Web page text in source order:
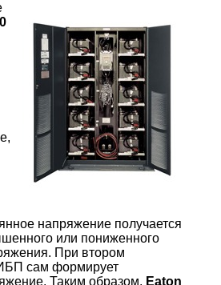
напряжение получается
или пониженного
При втором
сам формирует
Таким образом, Eaton